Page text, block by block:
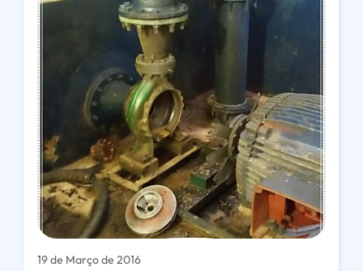
19 de Março de 2016